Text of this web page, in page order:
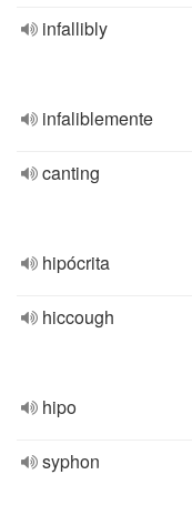
infallibly
infaliblemente
canting
hipócrita
hiccough
hipo
syphon